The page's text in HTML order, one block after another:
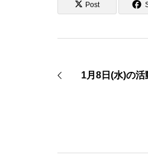
Post
1月8日(水)の活